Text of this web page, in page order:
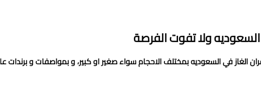
ولا تفوت الفرصة
الغاز في السعوديهبمختلف الاحجام سواء صغير او كبير، و بمواصفات و برندات